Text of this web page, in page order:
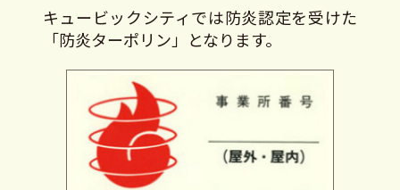
キュービックシティでは防炎認定を受けた
「防炎ターポリン」となります。